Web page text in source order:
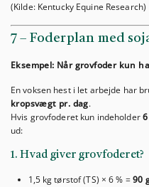
(Kilde: Kentucky Equine Research)
7 – Foderplan med
Eksempel: Når grovfoder kun
En voksen hest i let arbejde har
kropsvægt pr. dag.
Hvis grovfoderet kun indeholder
ud:
1. Hvad giver grovfoderet?
1,5 kg tørstof (TS) × 6 % =90